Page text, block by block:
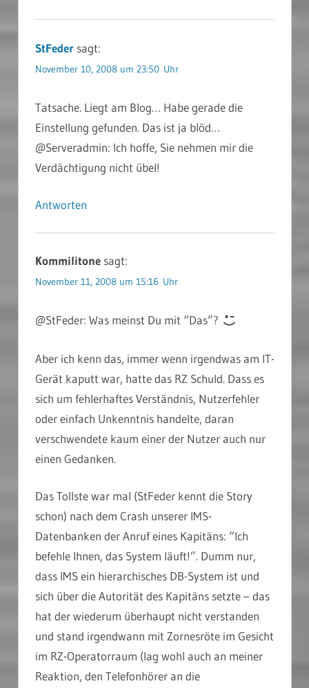
StFeder sagt:
November 10, 2008 um 23:50 Uhr
Tatsache. Liegt am Blog… Habe gerade die
Einstellung gefunden. Das ist ja blöd…
@Serveradmin: Ich hoffe, Sie nehmen mir die
Verdächtigung nicht übel!
Antworten
Kommilitone sagt:
November 11, 2008 um 15:16 Uhr
@StFeder: Was meinst Du mit “Das”?
Aber ich kenn das, immer wenn irgendwas am IT-
Gerät kaputt war, hatte das RZ Schuld. Dass es
sich um fehlerhaftes Verständnis, Nutzerfehler
oder einfach Unkenntnis handelte, daran
verschwendete kaum einer der Nutzer auch nur
einen Gedanken.
Das Tollste war mal (StFeder kennt die Story
schon) nach dem Crash unserer IMS-
Datenbanken der Anruf eines Kapitäns: “Ich
befehle Ihnen, das System läuft!”. Dumm nur,
dass IMS ein hierarchisches DB-System ist und
sich über die Autorität des Kapitäns setzte – das
hat der wiederum überhaupt nicht verstanden
und stand irgendwann mit Zornesröte im Gesicht
im RZ-Operatorraum (lag wohl auch an meiner
Reaktion, den Telefonhörer an die